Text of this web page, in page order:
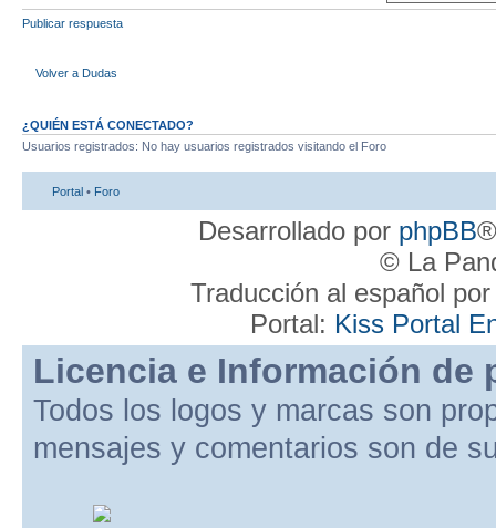
Publicar respuesta
Volver a Dudas
¿QUIÉN ESTÁ CONECTADO?
Usuarios registrados: No hay usuarios registrados visitando el Foro
Portal • Foro
Desarrollado por phpBB
© La
Traducción al español
Portal: Kiss Portal
Licencia e Información de
Todos los logos y marcas son
mensajes y comentarios son de